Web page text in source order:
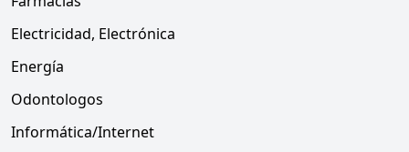
Electricidad, Electrónica
Energía
Odontologos
Informática/Internet